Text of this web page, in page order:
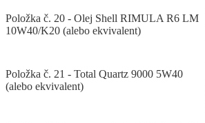
Položka č. 20 - Olej Shell RIMULA R6 LM
10W40/K20 (alebo ekvivalent)
Položka č. 21 - Total Quartz 9000 5W40
(alebo ekvivalent)